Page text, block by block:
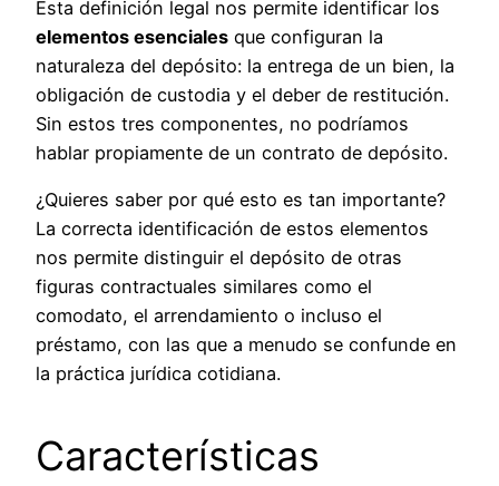
Esta definición legal nos permite identificar los
elementos esenciales que configuran la
naturaleza del depósito: la entrega de un bien, la
obligación de custodia y el deber de restitución.
Sin estos tres componentes, no podríamos
hablar propiamente de un contrato de depósito.
¿Quieres saber por qué esto es tan importante?
La correcta identificación de estos elementos
nos permite distinguir el depósito de otras
figuras contractuales similares como el
comodato, el arrendamiento o incluso el
préstamo, con las que a menudo se confunde en
la práctica jurídica cotidiana.
Características